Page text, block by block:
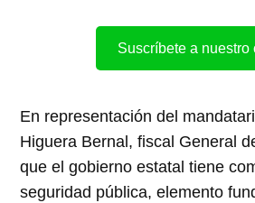
Suscríbete a nuestro
En representación del
Higuera Bernal, fiscal General
que el gobierno estatal tiene
seguridad pública, elemento